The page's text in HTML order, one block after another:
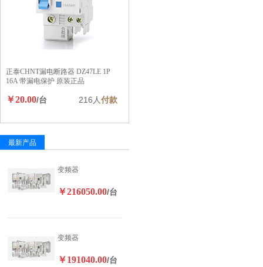
正泰CHNT漏电断路器 DZ47LE 1P
16A 带漏电保护 原装正品
￥20.00/台 216人付款
最新产品
变频器
￥216050.00/台
变频器
￥191040.00/台